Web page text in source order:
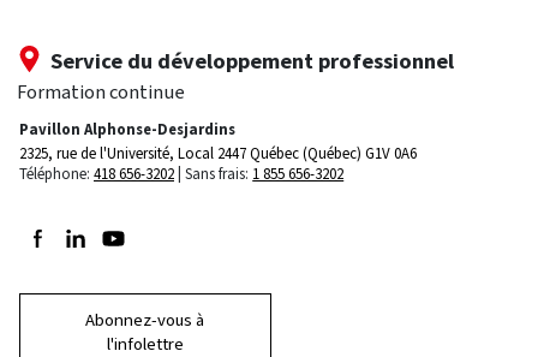
Service du développement professionnel
Formation continue
Pavillon Alphonse-Desjardins
2325, rue de l'Université, Local 2447Québec (Québec) G1V 0A6
Téléphone: 418 656-3202 Sans frais: 1 855 656-3202
Suivez-nous sur Facebook
Suivez-nous sur LinkedIn
Suivez-nous sur Youtube
Abonnez-vous à
l'infolettre